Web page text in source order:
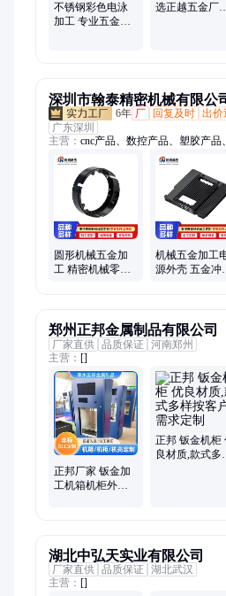
不锈钢彩色电泳
加工 专业五金电
选正越五金厂
深圳市翰泰精密机械有限公
6年 厂 回复及时 出价
广东深圳
主营： cnc产品、数控产品、塑胶产
品
圆形机械五金加
工 精密机械零件
机械五金加工
源外壳 五金冲压
郑州正邦金属制品有限公司
厂家直供 品质保证 河南郑州
主营： []
正邦厂家 钣金加
工机箱机柜外壳
正邦 钣金机柜
良材质,款式多样
湖北中弘天实业有限公司
厂家直供 品质保证 湖北武汉
主营： []